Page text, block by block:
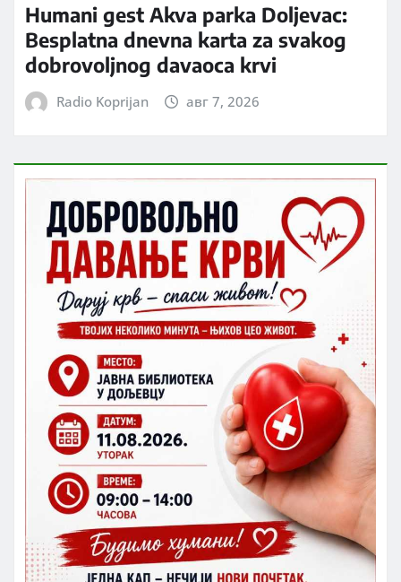
Humani gest Akva parka Doljevac:
Besplatna dnevna karta za svakog
dobrovoljnog davaoca krvi
Radio Koprijan авг 7, 2026